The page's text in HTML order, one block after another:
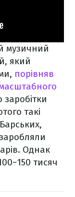
музичний
який
порівняв
такі
Однак
тисяч